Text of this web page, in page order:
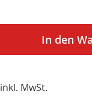
In den
inkl. MwSt.